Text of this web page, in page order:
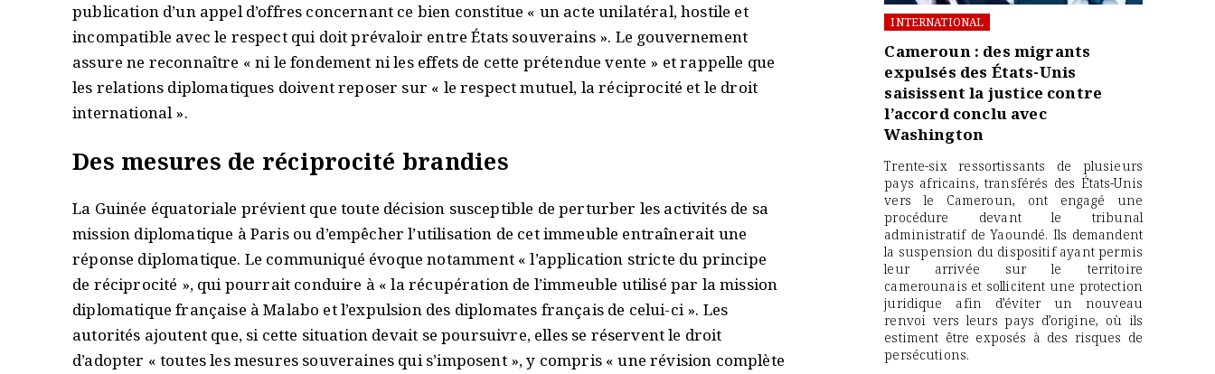
publication d’un appel d’offres concernant ce bien constitue « un acte unilatéral, hostile et
incompatible avec le respect qui doit prévaloir entre États souverains ». Le gouvernement
assure ne reconnaître « ni le fondement ni les effets de cette prétendue vente » et rappelle que
les relations diplomatiques doivent reposer sur « le respect mutuel, la réciprocité et le droit
international ».
Des mesures de réciprocité brandies
La Guinée équatoriale prévient que toute décision susceptible de perturber les activités de sa
mission diplomatique à Paris ou d’empêcher l’utilisation de cet immeuble entraînerait une
réponse diplomatique. Le communiqué évoque notamment « l’application stricte du principe
de réciprocité », qui pourrait conduire à « la récupération de l’immeuble utilisé par la mission
diplomatique française à Malabo et l’expulsion des diplomates français de celui-ci ». Les
autorités ajoutent que, si cette situation devait se poursuivre, elles se réservent le droit
d’adopter « toutes les mesures souveraines qui s’imposent », y compris « une révision complète
INTERNATIONAL
Cameroun : des migrants
expulsés des États-Unis
saisissent la justice contre
l’accord conclu avec
Washington
Trente-six ressortissants de plusieurs
pays africains, transférés des États-Unis
vers le Cameroun, ont engagé une
procédure devant le tribunal
administratif de Yaoundé. Ils demandent
la suspension du dispositif ayant permis
leur arrivée sur le territoire
camerounais et sollicitent une protection
juridique afin d’éviter un nouveau
renvoi vers leurs pays d’origine, où ils
estiment être exposés à des risques de
persécutions.